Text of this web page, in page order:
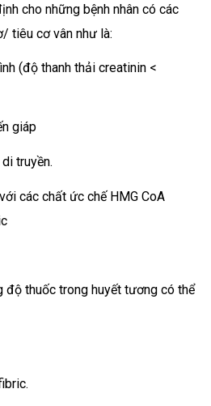
cho những bệnh nhân có các
tiêu cơ vân như là:
(độ thanh thải creatinin <
giáp
truyền.
các chất ức chế HMG CoA
độ thuốc trong huyết tương có thể